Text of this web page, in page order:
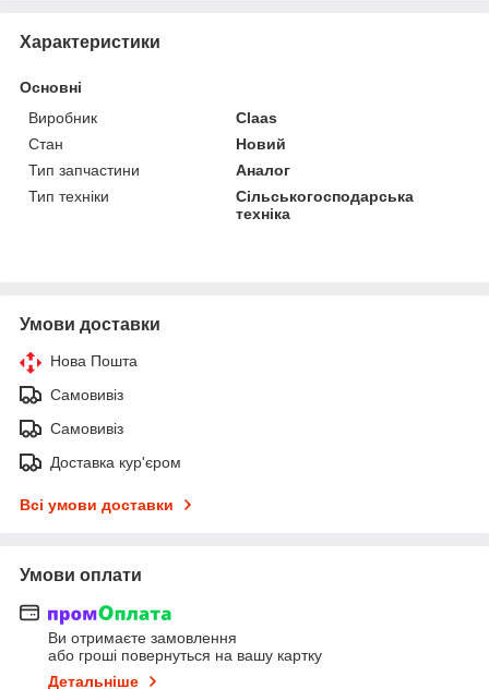
Характеристики
Основні
Виробник
Claas
Стан
Новий
Тип запчастини
Аналог
Тип техніки
Сільськогосподарська
техніка
Умови доставки
Нова Пошта
Самовивіз
Самовивіз
Доставка кур'єром
Всі умови доставки
Умови оплати
Ви отримаєте замовлення
або гроші повернуться на вашу картку
Детальніше